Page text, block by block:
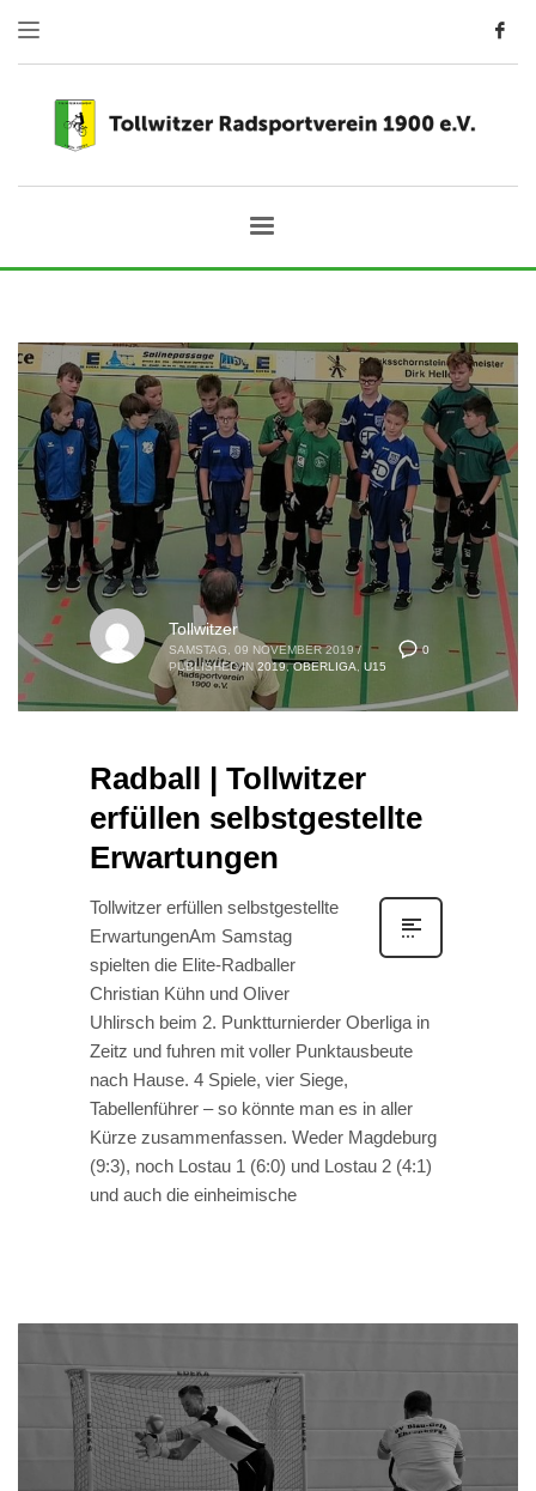
0
Tollwitzer
SAMSTAG, 09 NOVEMBER 2019 /
PUBLISHED IN 2019,OBERLIGA U15
Radball | Tollwitzer
erfüllen selbstgestellte
Erwartungen
Tollwitzer erfüllen selbstgestellte
ErwartungenAm Samstag
spielten die Elite-Radballer
Christian Kühn und Oliver
Uhlirsch beim 2. Punktturnierder Oberliga in
Zeitz und fuhren mit voller Punktausbeute
nach Hause. 4 Spiele, vier Siege,
Tabellenführer – so könnte man es in aller
Kürze zusammenfassen. Weder Magdeburg
(9:3), noch Lostau 1 (6:0) und Lostau 2 (4:1)
und auch die einheimische